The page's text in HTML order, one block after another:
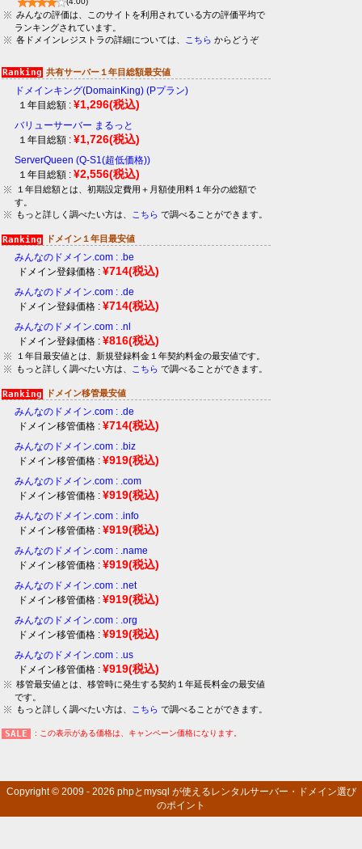
みんなの評価は、このサイトを利用されている方の評価平均で
ランキングされています。
各ドメインレジストラの詳細については、
こちら からどうぞ
共有サーバー１年目総額最安値
ドメインキング(DomainKing) (Pプラン)
１年目総額 : ¥1,296(税込)
バリューサーバー まるっと
１年目総額 : ¥1,726(税込)
ServerQueen (Q-S1(超低価格))
１年目総額 : ¥2,556(税込)
１年目総額とは、初期設定費用＋月額使用料１年分の総額で
す。
もっと詳しく調べたい方は、
こちら で調べることができます。
ドメイン１年目最安値
みんなのドメイン.com : .be
ドメイン登録価格 : ¥714(税込)
みんなのドメイン.com : .de
ドメイン登録価格 : ¥714(税込)
みんなのドメイン.com : .nl
ドメイン登録価格 : ¥816(税込)
１年目最安値とは、新規登録料金１年契約料金の最安値です。
もっと詳しく調べたい方は、
こちら で調べることができます。
ドメイン移管最安値
みんなのドメイン.com : .de
ドメイン移管価格 : ¥714(税込)
みんなのドメイン.com : .biz
ドメイン移管価格 : ¥919(税込)
みんなのドメイン.com : .com
ドメイン移管価格 : ¥919(税込)
みんなのドメイン.com : .info
ドメイン移管価格 : ¥919(税込)
みんなのドメイン.com : .name
ドメイン移管価格 : ¥919(税込)
みんなのドメイン.com : .net
ドメイン移管価格 : ¥919(税込)
みんなのドメイン.com : .org
ドメイン移管価格 : ¥919(税込)
みんなのドメイン.com : .us
ドメイン移管価格 : ¥919(税込)
移管最安値とは、移管時に発生する契約１年延長料金の最安値
です。
もっと詳しく調べたい方は、
こちら で調べることができます。
: この表示がある価格は、キャンペーン価格になります。
Copyright © 2009 - 2026 phpとmysql が使えるレンタルサーバー・ドメイン選び
のポイント